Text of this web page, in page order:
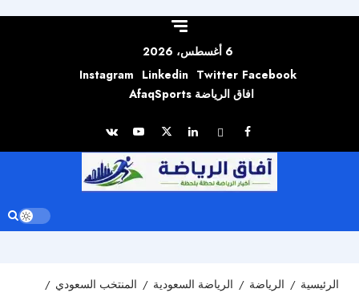
6 أغسطس، 2026
Facebook
Twitter
Linkedin
Instagram
افاق الرياضة AfaqSports
الرئيسية الرياضة الرياضة السعودية
المنتخب السعودي